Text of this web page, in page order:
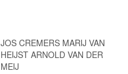
JOS CREMERS MARIJ VAN
HEIJST ARNOLD VAN DER
MEIJ